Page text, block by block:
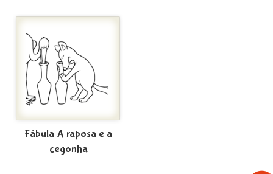
Fábula A raposa e a
cegonha